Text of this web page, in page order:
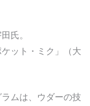
氏。
ット・ミク」（大
ムは、ウダーの技